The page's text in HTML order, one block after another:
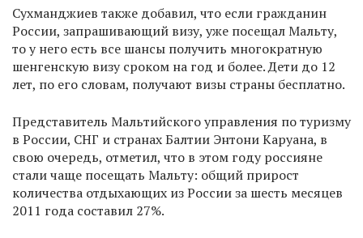
Сухманджиев также добавил, что если гражданин
России, запрашивающий визу, уже посещал Мальту,
то у него есть все шансы получить многократную
шенгенскую визу сроком на год и более. Дети до 12
лет, по его словам, получают визы страны бесплатно.
Представитель Мальтийского управления по туризму
в России, СНГ и странах Балтии Энтони Каруана, в
свою очередь, отметил, что в этом году россияне
стали чаще посещать Мальту: общий прирост
количества отдыхающих из России за шесть месяцев
2011 года составил 27%.